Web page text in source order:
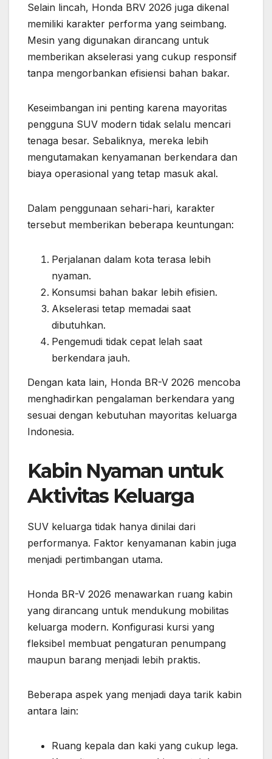
Selain lincah, Honda BRV 2026 juga dikenal
memiliki karakter performa yang seimbang.
Mesin yang digunakan dirancang untuk
memberikan akselerasi yang cukup responsif
tanpa mengorbankan efisiensi bahan bakar.
Keseimbangan ini penting karena mayoritas
pengguna SUV modern tidak selalu mencari
tenaga besar. Sebaliknya, mereka lebih
mengutamakan kenyamanan berkendara dan
biaya operasional yang tetap masuk akal.
Dalam penggunaan sehari-hari, karakter
tersebut memberikan beberapa keuntungan:
Perjalanan dalam kota terasa lebih
nyaman.
Konsumsi bahan bakar lebih efisien.
Akselerasi tetap memadai saat
dibutuhkan.
Pengemudi tidak cepat lelah saat
berkendara jauh.
Dengan kata lain, Honda BR-V 2026 mencoba
menghadirkan pengalaman berkendara yang
sesuai dengan kebutuhan mayoritas keluarga
Indonesia.
Kabin Nyaman untuk
Aktivitas Keluarga
SUV keluarga tidak hanya dinilai dari
performanya. Faktor kenyamanan kabin juga
menjadi pertimbangan utama.
Honda BR-V 2026 menawarkan ruang kabin
yang dirancang untuk mendukung mobilitas
keluarga modern. Konfigurasi kursi yang
fleksibel membuat pengaturan penumpang
maupun barang menjadi lebih praktis.
Beberapa aspek yang menjadi daya tarik kabin
antara lain:
Ruang kepala dan kaki yang cukup lega.